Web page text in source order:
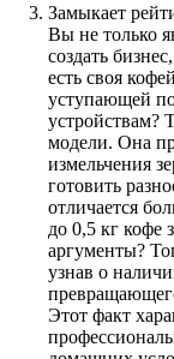
Замыкает
Вы не только
создать
есть своя
уступающей
устройствам?
модели. Она
измельчения
готовить
отличается
до 0,5 кг кофе
аргументы?
узнав о
Этот факт